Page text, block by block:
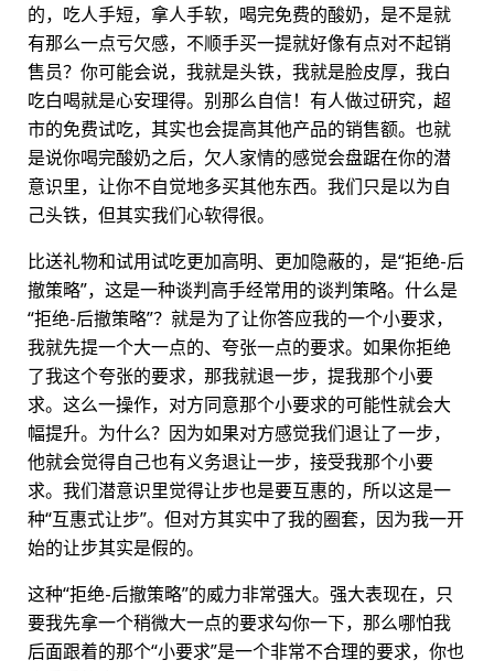
的，吃人手短，拿人手软，喝完免费的酸奶，是不是就
有那么一点亏欠感，不顺手买一提就好像有点对不起销
售员？你可能会说，我就是头铁，我就是脸皮厚，我白
吃白喝就是心安理得。别那么自信！有人做过研究，超
市的免费试吃，其实也会提高其他产品的销售额。也就
是说你喝完酸奶之后，欠人家情的感觉会盘踞在你的潜
意识里，让你不自觉地多买其他东西。我们只是以为自
己头铁，但其实我们心软得很。
比送礼物和试用试吃更加高明、更加隐蔽的，是“拒绝-后
撤策略”，这是一种谈判高手经常用的谈判策略。什么是
“拒绝-后撤策略”？就是为了让你答应我的一个小要求，
我就先提一个大一点的、夸张一点的要求。如果你拒绝
了我这个夸张的要求，那我就退一步，提我那个小要
求。这么一操作，对方同意那个小要求的可能性就会大
幅提升。为什么？因为如果对方感觉我们退让了一步，
他就会觉得自己也有义务退让一步，接受我那个小要
求。我们潜意识里觉得让步也是要互惠的，所以这是一
种“互惠式让步”。但对方其实中了我的圈套，因为我一开
始的让步其实是假的。
这种“拒绝-后撤策略”的威力非常强大。强大表现在，只
要我先拿一个稍微大一点的要求勾你一下，那么哪怕我
后面跟着的那个“小要求”是一个非常不合理的要求，你也